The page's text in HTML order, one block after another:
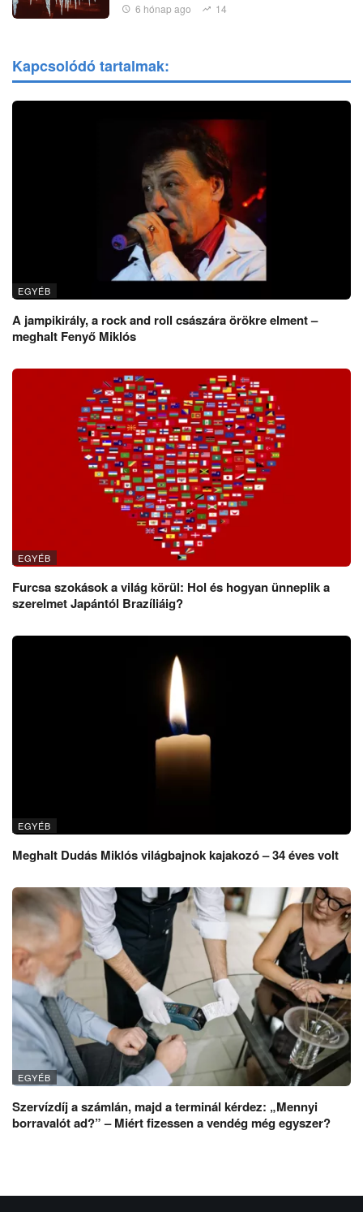
6 hónap ago 14
Kapcsolódó tartalmak:
EGYÉB
A jampikirály, a rock and roll császára örökre elment –
meghalt Fenyő Miklós
EGYÉB
Furcsa szokások a világ körül: Hol és hogyan ünneplik a
szerelmet Japántól Brazíliáig?
EGYÉB
Meghalt Dudás Miklós világbajnok kajakozó – 34 éves volt
EGYÉB
Szervízdíj a számlán, majd a terminál kérdez: „Mennyi
borravalót ad?” – Miért fizessen a vendég még egyszer?